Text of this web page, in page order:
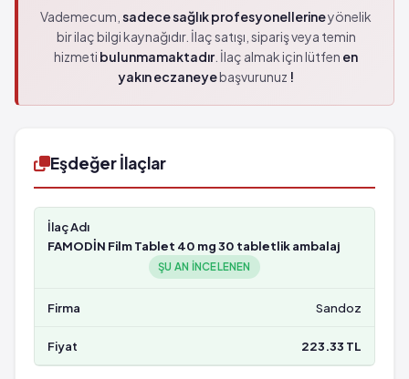
Vademecum, sadece sağlık profesyonellerineyönelik
bir ilaç bilgi kaynağıdır. İlaç satışı, sipariş veya temin
hizmeti bulunmamaktadır. İlaç almak için lütfen en
yakın eczaneyebaşvurunuz !
Eşdeğer İlaçlar
FAMODİN Film Tablet 40 mg 30 tabletlik ambalaj
ŞU AN INCELENEN
Sandoz
223.33 TL